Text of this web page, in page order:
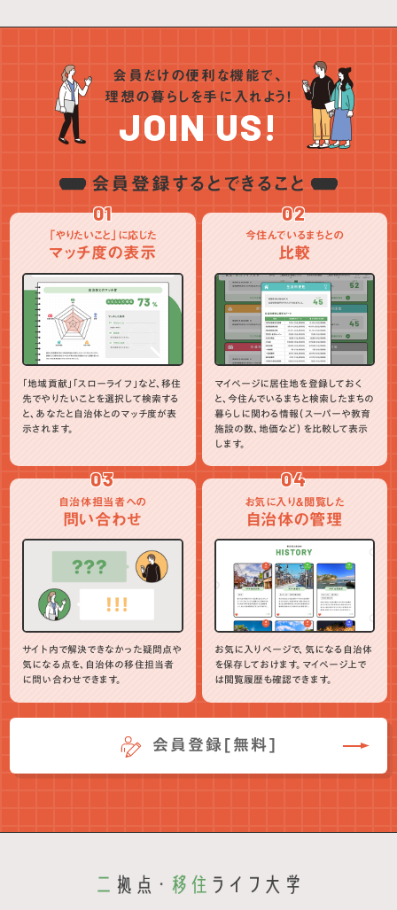
会員だけの便利な機能で、
理想の暮らしを手に入れよう！
JOIN US!
会員登録するとできること
01
「やりたいこと」に応じた
マッチ度の表示
「地域貢献」「スローライフ」など、移住
先でやりたいことを選択して検索する
と、あなたと自治体とのマッチ度が表
示されます。
02
今住んでいるまちとの
比較
マイページに居住地を登録しておく
と、今住んでいるまちと検索したまちの
暮らしに関わる情報（スーパーや教育
施設の数、地価など）を比較して表示
します。
03
自治体担当者への
問い合わせ
サイト内で解決できなかった疑問点や
気になる点を、自治体の移住担当者
に問い合わせできます。
04
お気に入り＆閲覧した
自治体の管理
お気に入りページで、気になる自治体
を保存しておけます。マイページ上で
は閲覧履歴も確認できます。
会員登録[無料]